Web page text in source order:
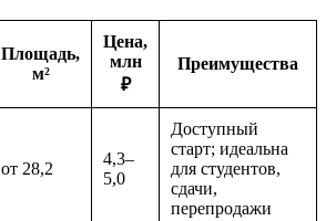
Площадь,
м²
Цена,
млн
₽
Преимущества
от 28,2
4,3–
5,0
Доступный
старт; идеальна
для студентов,
сдачи,
перепродажи